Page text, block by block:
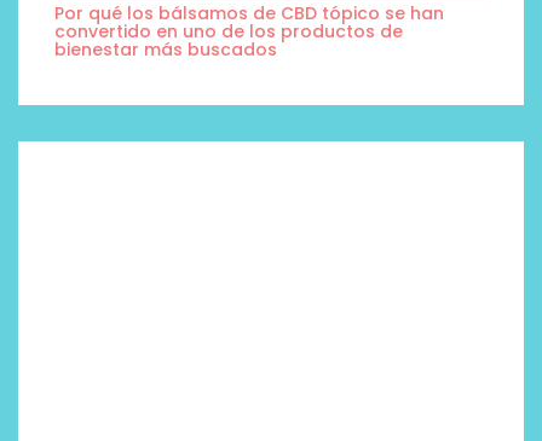
Por qué los bálsamos de CBD tópico se han
convertido en uno de los productos de
bienestar más buscados